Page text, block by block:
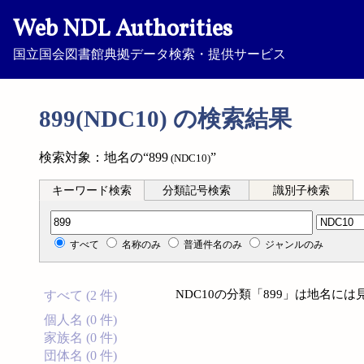
Web NDL Authorities
国立国会図書館典拠データ検索・提供サービス
899(NDC10) の検索結果
検索対象：地名の“899 (NDC10)”
キーワード検索 分類記号検索 識別子検索
分類記号検索
すべて 名称のみ 普通件名のみ ジャンルのみ
すべて (2 件)
個人名 (0 件)
家族名 (0 件)
団体名 (0 件)
NDC10の分類「899」は地名には